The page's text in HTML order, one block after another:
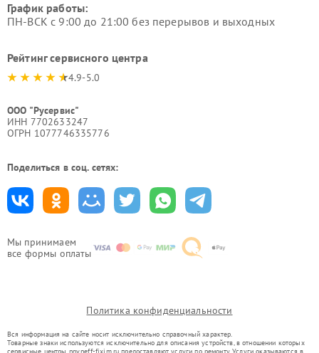
Мы принимаем
все формы оплаты
График работы:
ПН-ВСК с 9:00 до 21:00 без перерывов и выходных
Рейтинг сервисного центра
4.9-5.0
ООО "Русервис"
ИНН 7702633247
ОГРН 1077746335776
Поделиться в соц. сетях:
Политика конфиденциальности
Вся информация на сайте носит исключительно справочный характер.
Товарные знаки используются исключительно для описания устройств, в отношении которых